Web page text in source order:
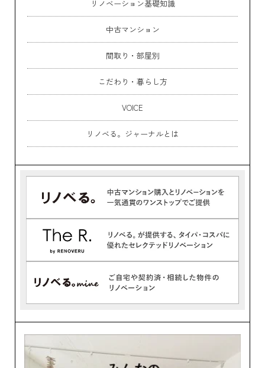
リノベーション基礎知識
中古マンション
間取り・部屋別
こだわり・暮らし方
VOICE
リノベる。ジャーナルとは